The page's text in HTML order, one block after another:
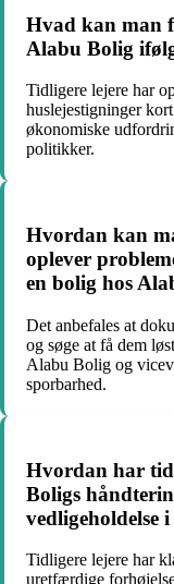
Hvad kan man
Alabu Bolig
Tidligere lejere har
huslejestigninger
økonomiske
politikker.
Hvordan kan
oplever
en bolig hos
Det anbefales at
og søge at få dem
Alabu Bolig og
sporbarhed.
Hvordan har
Boligs
vedligeholdelse
Tidligere lejere har
uretfærdige